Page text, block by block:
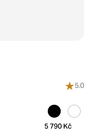
5.0
5 790 Kč